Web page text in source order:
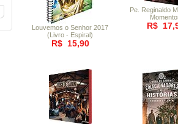
Louvemos o Senhor 2017
(Livro - Espiral)
R$ 15,90
Pe. Reginaldo
R$